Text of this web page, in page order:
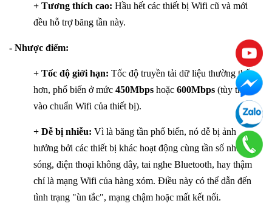
+ Tương thích cao: Hầu hết các thiết bị Wifi cũ và mới
đều hỗ trợ băng tần này.
- Nhược điểm:
+ Tốc độ giới hạn: Tốc độ truyền tải dữ liệu thường thấp
hơn, phổ biến ở mức 450Mbps hoặc 600Mbps (tùy thuộc
vào chuẩn Wifi của thiết bị).
+ Dễ bị nhiễu: Vì là băng tần phổ biến, nó dễ bị ảnh
hưởng bởi các thiết bị khác hoạt động cùng tần số như lò vi
sóng, điện thoại không dây, tai nghe Bluetooth, hay thậm
chí là mạng Wifi của hàng xóm. Điều này có thể dẫn đến
tình trạng "ùn tắc", mạng chậm hoặc mất kết nối.